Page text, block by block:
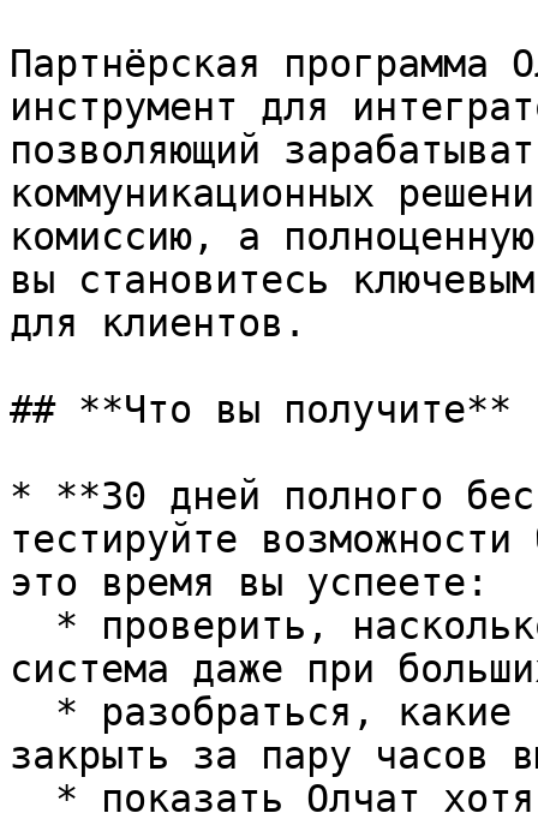
Партнёрская программа
инструмент для
позволяющий
коммуникационных
комиссию, а
вы становитесь
для клиентов.
## **Что вы получите**
* **30 дней полного
тестируйте
это время вы успеете:
система даже при
закрыть за пару часов